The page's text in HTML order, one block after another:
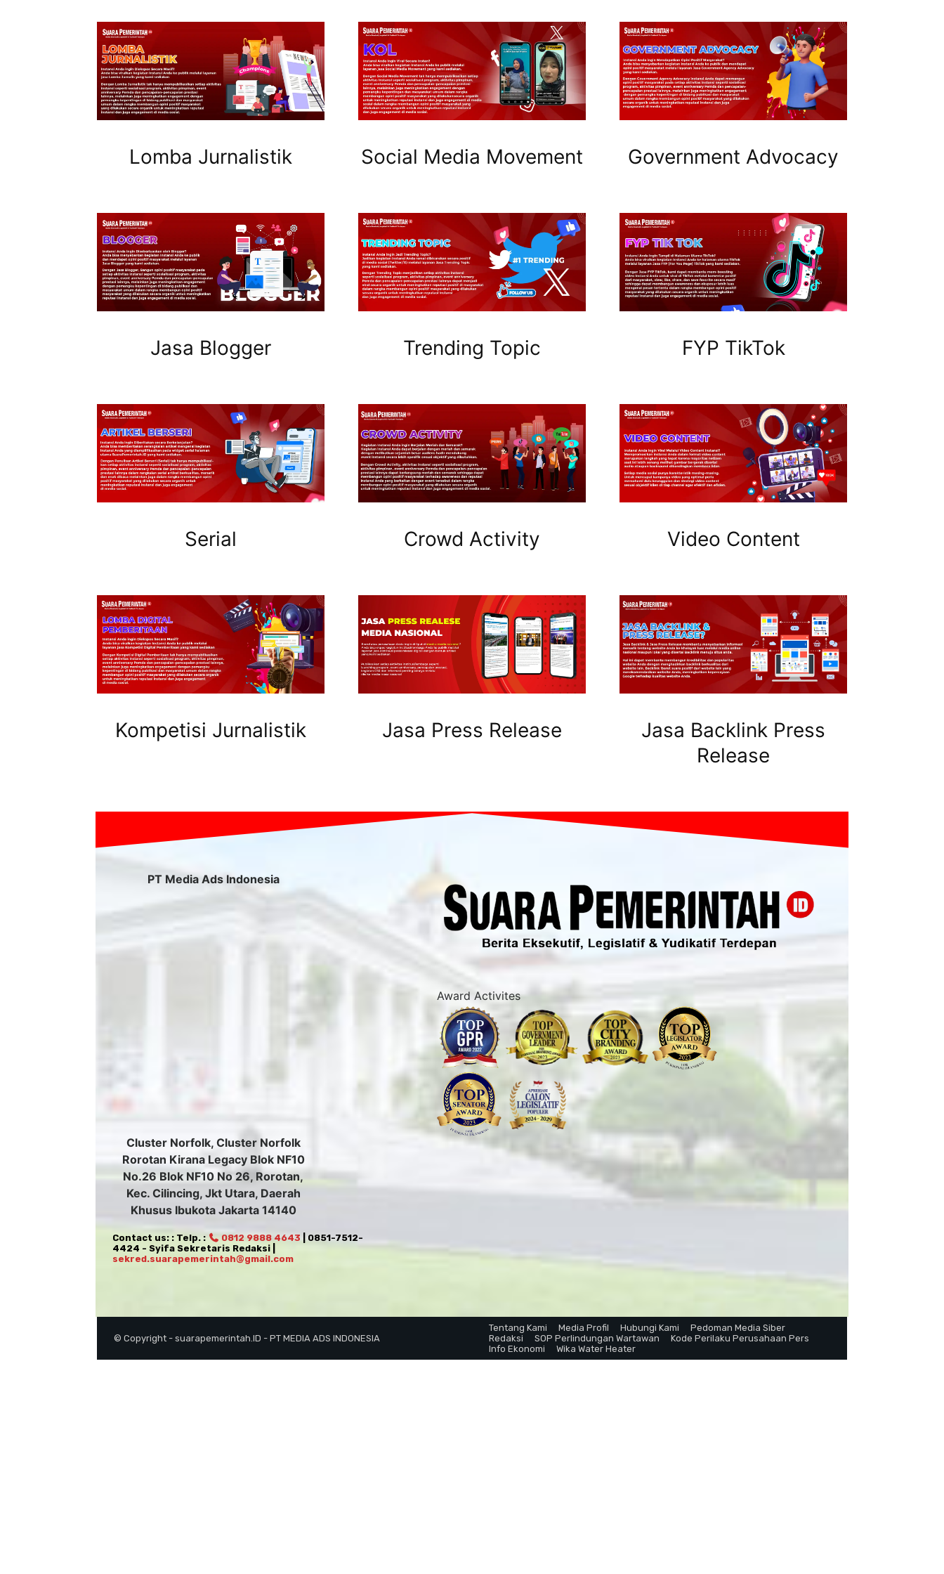
Lomba Jurnalistik
Jasa Blogger
Serial
Kompetisi Jurnalistik
Social Media Movement
Trending Topic
Crowd Activity
Jasa Press Release
Government Advocacy
FYP TikTok
Video Content
Jasa Backlink Press
Release
PT Media Ads Indonesia
Cluster Norfolk, Cluster Norfolk
Rorotan Kirana Legacy Blok NF10
No.26 Blok NF10 No 26, Rorotan,
Kec. Cilincing, Jkt Utara, Daerah
Khusus Ibukota Jakarta 14140
Contact us: : Telp. : 0812 9888 4643 | 0851-7512-
4424 - Syifa Sekretaris Redaksi |
sekred.suarapemerintah@gmail.com
Award Activites
© Copyright - suarapemerintah.ID - PT MEDIA ADS INDONESIA
Tentang Kami Media Profil Hubungi Kami
Pedoman Media Siber
Redaksi
SOP Perlindungan Wartawan
Kode Perilaku Perusahaan Pers
Info Ekonomi
Wika Water Heater